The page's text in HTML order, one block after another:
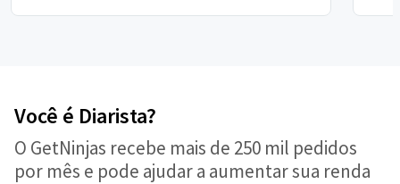
Você é Diarista?
O GetNinjas recebe mais de 250 mil pedidos
por mês e pode ajudar a aumentar sua renda